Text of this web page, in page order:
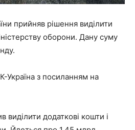
прийняв рішення виділити
оборони. Дану суму
Україна з посиланням на
виділити додаткові кошти і